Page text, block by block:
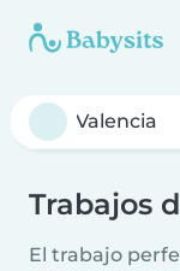
Trabajos
El trabajo